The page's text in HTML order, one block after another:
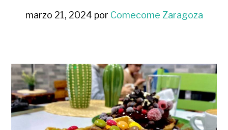
marzo 21, 2024 por Comecome Zaragoza